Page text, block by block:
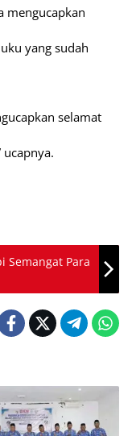
mengucapkan
yang sudah
selamat
ucapnya.
Semangat Para